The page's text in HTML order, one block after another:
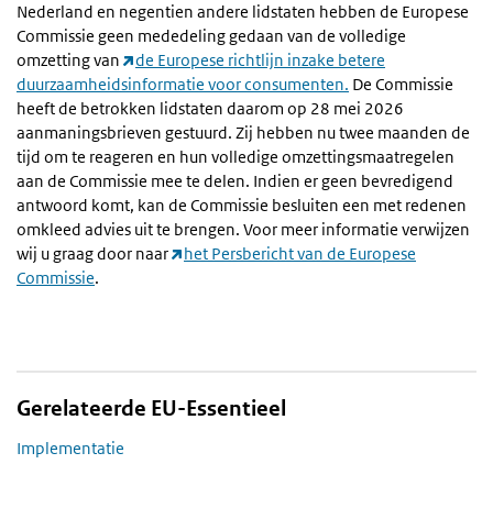
Nederland en negentien andere lidstaten hebben de Europese
Commissie geen mededeling gedaan van de volledige
omzetting van
de Europese richtlijn inzake betere
duurzaamheidsinformatie voor consumenten. De Commissie
heeft de betrokken lidstaten daarom op 28 mei 2026
aanmaningsbrieven gestuurd. Zij hebben nu twee maanden de
tijd om te reageren en hun volledige omzettingsmaatregelen
aan de Commissie mee te delen. Indien er geen bevredigend
antwoord komt, kan de Commissie besluiten een met redenen
omkleed advies uit te brengen. Voor meer informatie verwijzen
wij u graag door naar
het Persbericht van de Europese
Commissie.
Gerelateerde EU-Essentieel
Implementatie